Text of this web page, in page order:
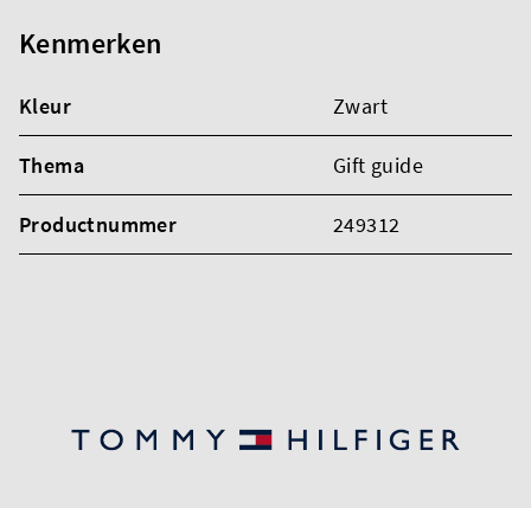
Kenmerken
Kleur Zwart
Thema Gift guide
Productnummer 249312